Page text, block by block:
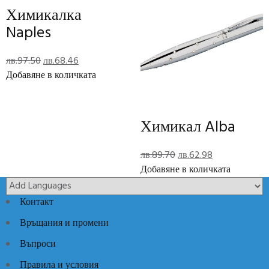
Допълнителна информация
Тегло
0.35 кг
Размери137 × 14 см
Brand
Код: RPHK019
идеи
Химикалка
Naples
лв.97.50Original
price
лв.68.46Текущата
цена
Добавяне в количката
Химикал Alba
лв.89.70Original
price
лв.89.70.
лв.62.98Текущата
цена
лв.62.98.
Добавяне в количката
Контакт
Връщания и промени
Въпроси
Правила и условия